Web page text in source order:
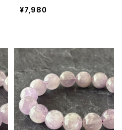
（紫水晶）ブレスレット【画像
現物】
¥7,980